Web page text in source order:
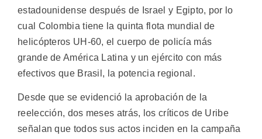
estadounidense después de Israel y Egipto, por lo
cual Colombia tiene la quinta flota mundial de
helicópteros UH-60, el cuerpo de policía más
grande de América Latina y un ejército con más
efectivos que Brasil, la potencia regional.
Desde que se evidenció la aprobación de la
reelección, dos meses atrás, los críticos de Uribe
señalan que todos sus actos inciden en la campaña